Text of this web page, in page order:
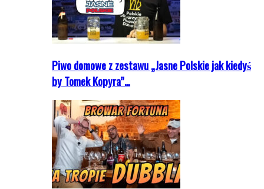
Piwo domowe z zestawu „Jasne Polskie jak kiedyś
by Tomek Kopyra”…